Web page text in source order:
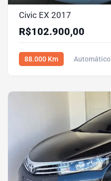
Civic EX 2017
R$102.900,00
88.000 Km Automático